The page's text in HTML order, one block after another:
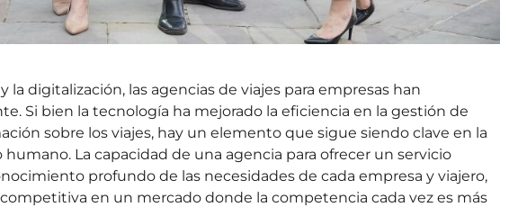
la digitalización, las agencias de viajes para empresas han
Si bien la tecnología ha mejorado la eficiencia en la gestión de
sobre los viajes, hay un elemento que sigue siendo clave en la
La capacidad de una agencia para ofrecer un servicio
profundo de las necesidades de cada empresa y viajero,
en un mercado donde la competencia cada vez es más